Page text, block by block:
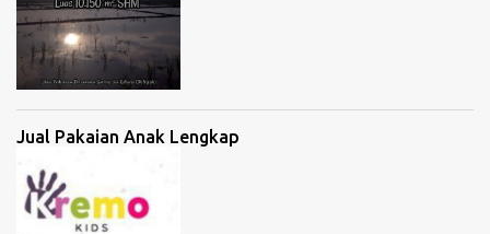
Jual Pakaian Anak Lengkap